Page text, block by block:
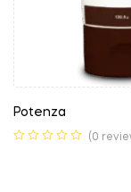
Potenza
(0